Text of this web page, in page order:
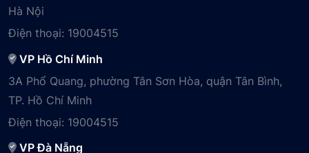
Hà Nội
Điện thoại: 19004515
VP Hồ Chí Minh
3A Phổ Quang, phường Tân Sơn Hòa, quận Tân Bình,
TP. Hồ Chí Minh
Điện thoại: 19004515
VP Đà Nẵng